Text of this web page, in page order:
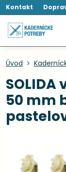
Kontakt
Úvod
50 mm